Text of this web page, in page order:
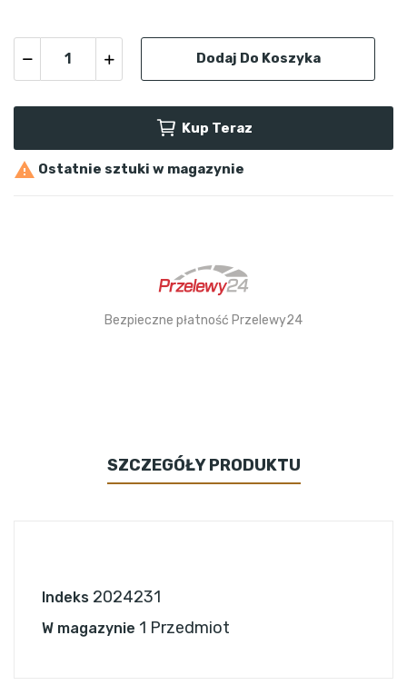
Dodaj Do Koszyka
Kup Teraz
 Ostatnie sztuki w magazynie
Bezpieczne płatność Przelewy24
SZCZEGÓŁY PRODUKTU
Indeks 2024231
W magazynie 1 Przedmiot